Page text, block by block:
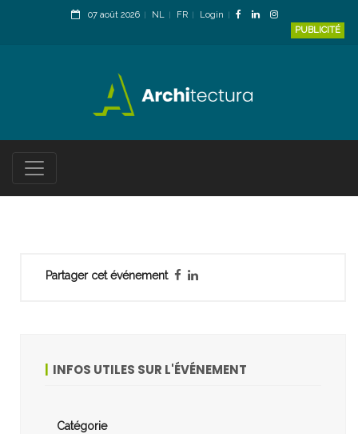
07 août 2026 NL FR
Login
PUBLICITÉ
Partager cet événement
INFOS UTILES SUR L'ÉVÉNEMENT
Catégorie